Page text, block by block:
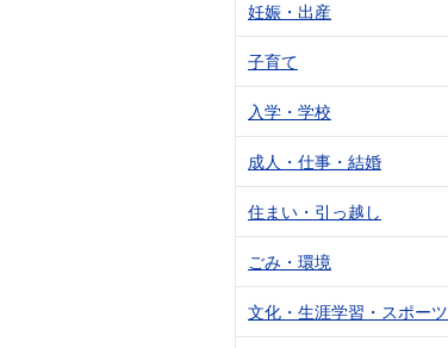
妊娠・出産
子育て
入学・学校
成人・仕事・結婚
住まい・引っ越し
ごみ・環境
文化・生涯学習・スポーツ